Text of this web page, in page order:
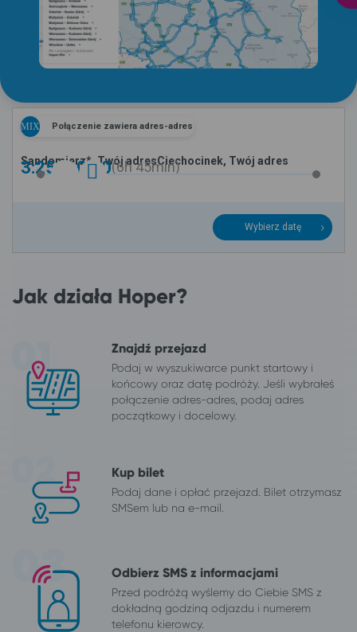
MIX Połączenie zawiera adres-adres
Sandomierz*, Twój adresCiechocinek, Twój adres
3:25 - 10:10 6h45min
Wybierz datę
Jak działa Hoper?
Znajdź przejazd
Podaj w wyszukiwarce punkt startowy i
końcowy oraz datę podróży. Jeśli wybrałeś
połączenie adres-adres, podaj adres
początkowy i docelowy.
Kup bilet
Podaj dane i opłać przejazd. Bilet otrzymasz
SMSem lub na e-mail.
Odbierz SMS z informacjami
Przed podróżą wyślemy do Ciebie SMS z
dokładną godziną odjazdu i numerem
telefonu kierowcy.